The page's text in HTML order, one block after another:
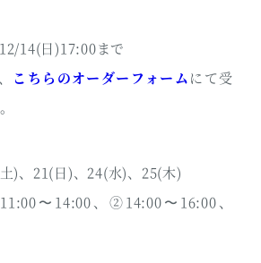
14(日)17:00まで
こちらのオーダーフォームにて受
)、21(日)、24(水)、25(木)
〜14:00、②14:00〜16:00、